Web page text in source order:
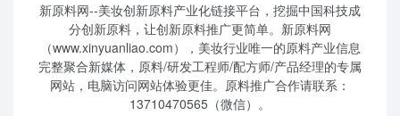
新原料网--美妆创新原料产业化链接平台，挖掘中国科技成
分创新原料，让创新原料推广更简单。新原料网
（www.xinyuanliao.com），美妆行业唯一的原料产业信息
完整聚合新媒体，原料/研发工程师/配方师/产品经理的专属
网站，电脑访问网站体验更佳。原料推广合作请联系：
13710470565（微信）。